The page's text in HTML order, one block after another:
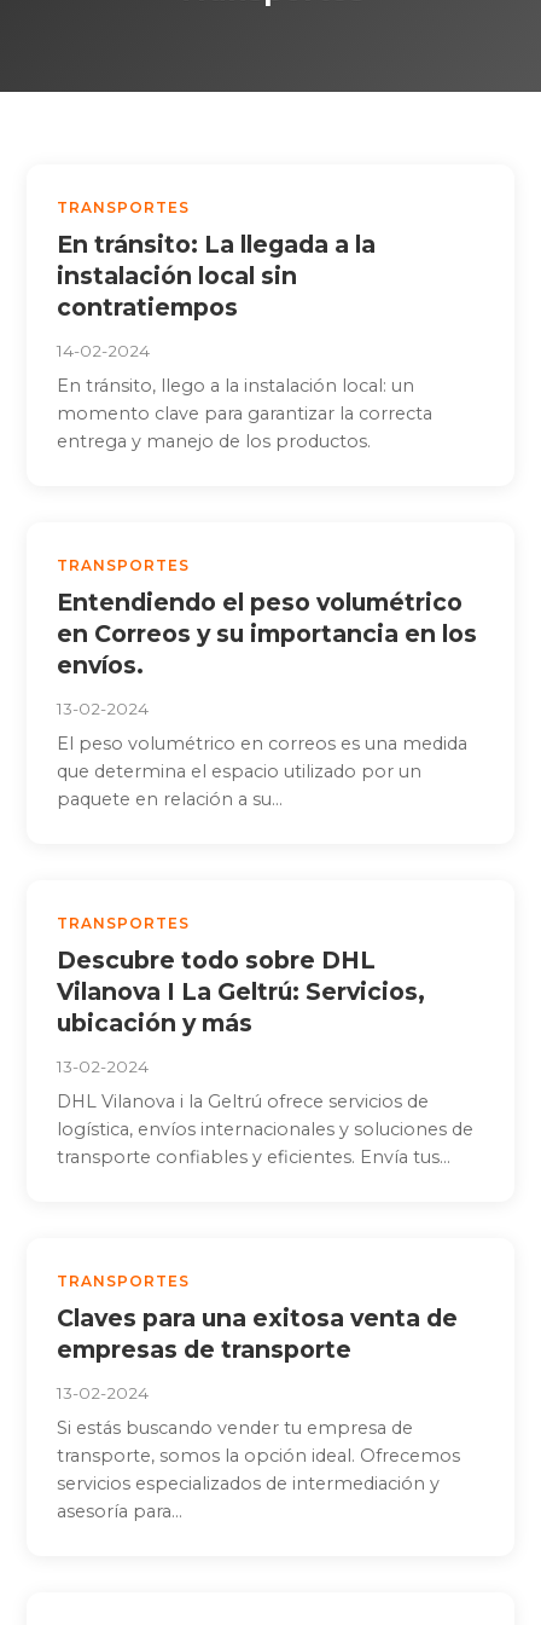
TRANSPORTES
En tránsito: La llegada a la
instalación local sin
contratiempos
14-02-2024
En tránsito, llego a la instalación local: un
momento clave para garantizar la correcta
entrega y manejo de los productos.
TRANSPORTES
Entendiendo el peso volumétrico
en Correos y su importancia en los
envíos.
13-02-2024
El peso volumétrico en correos es una medida
que determina el espacio utilizado por un
paquete en relación a su...
TRANSPORTES
Descubre todo sobre DHL
Vilanova I La Geltrú: Servicios,
ubicación y más
13-02-2024
DHL Vilanova i la Geltrú ofrece servicios de
logística, envíos internacionales y soluciones de
transporte confiables y eficientes. Envía tus...
TRANSPORTES
Claves para una exitosa venta de
empresas de transporte
13-02-2024
Si estás buscando vender tu empresa de
transporte, somos la opción ideal. Ofrecemos
servicios especializados de intermediación y
asesoría para...